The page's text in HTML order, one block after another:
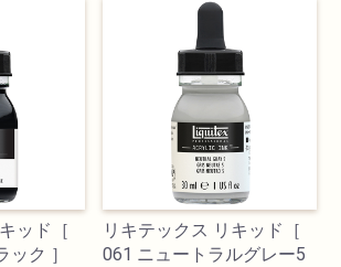
ッド［
ク ］
リキテックス リキッド［
061 ニュートラルグレー5